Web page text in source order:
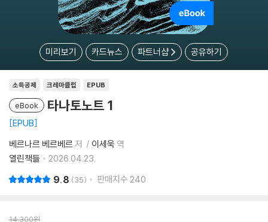
미리보기 카드뉴스 파트너샵 공유하기
소득공제 크레마클럽 EPUB
eBook 타나토노트 1
EPUB
베르나르 베르베르 저 이세욱 역
열린책들
2026.04.23.
9.8 35 판매지수 240
14,300원